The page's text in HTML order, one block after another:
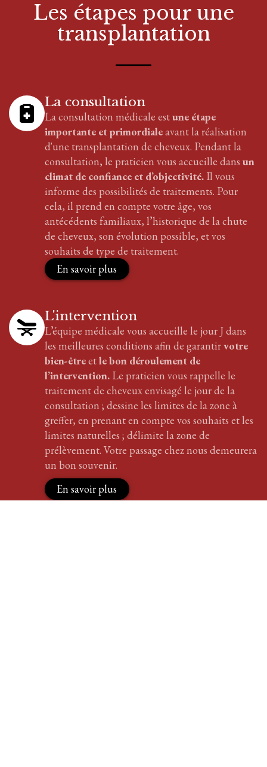
Les étapes pour une
transplantation
La consultation
La consultation médicale estune étape
importante et primordialeavant la réalisation
d'une transplantation de cheveux. Pendant la
consultation, le praticien vous accueille dans un
climat de confiance et d’objectivité. Il vous
informe des possibilités de traitements. Pour
cela, il prend en compte votre âge, vos
antécédents familiaux, l’historique de la chute
de cheveux, son évolution possible, et vos
souhaits de type de traitement.
En savoir plus
L'intervention
L’équipe médicale vous accueille le jour J dans
les meilleures conditions afin de garantirvotre
bien-êtreetle bon déroulement de
l’intervention. Le praticien vous rappelle le
traitementde cheveuxenvisagé le jour de la
consultation ; dessine les limites de la zone à
greffer, en prenant en compte vos souhaits et les
limites naturelles ; délimite la zone de
prélèvement. Votre passage chez nous demeurera
un bon souvenir.
En savoir plus